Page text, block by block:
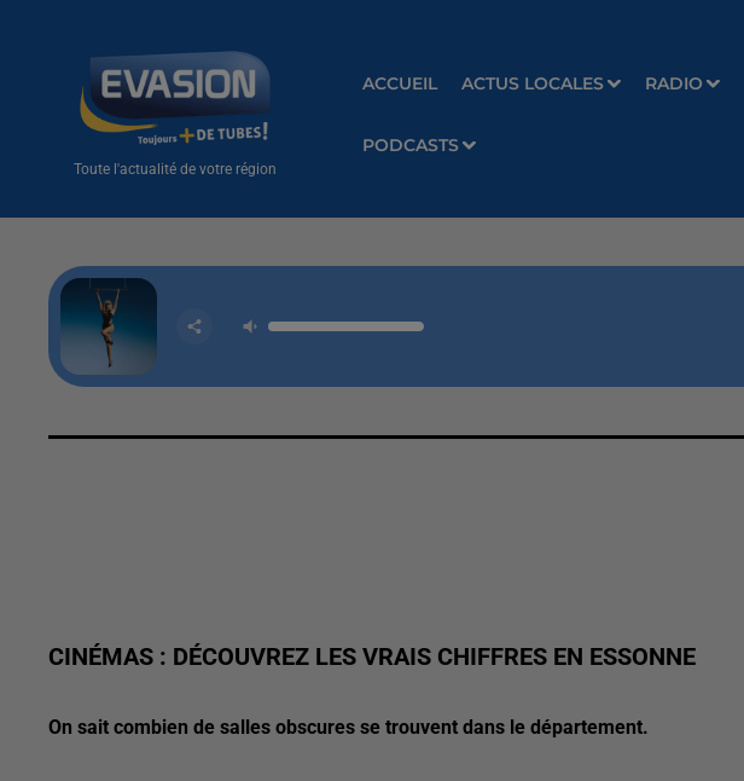
Toute l'actualité de votre région
ACCUEIL ACTUS LOCALES RADIO
PODCASTS
CINÉMAS : DÉCOUVREZ LES VRAIS CHIFFRES EN ESSONNE
On sait combien de salles obscures se trouvent dans le département.